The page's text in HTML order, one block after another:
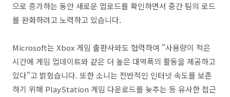
으로 증가하는 동안 새로운 업로드를 확인하면서 중간 팀의 로드
를 완화하려고 노력하고 있습니다.
Microsoft는 Xbox 게임 출판사와도 협력하여 "사용량이 적은
시간에 게임 업데이트와 같은 더 높은 대역폭의 활동을 제공하고
있다"고 밝혔습니다. 또한 소니는 전반적인 인터넷 속도를 보존
하기 위해 PlayStation 게임 다운로드를 늦추는 등 유사한 접근